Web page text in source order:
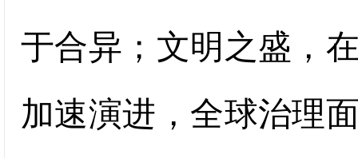
于合异；文明之盛，
加速演进，全球治理